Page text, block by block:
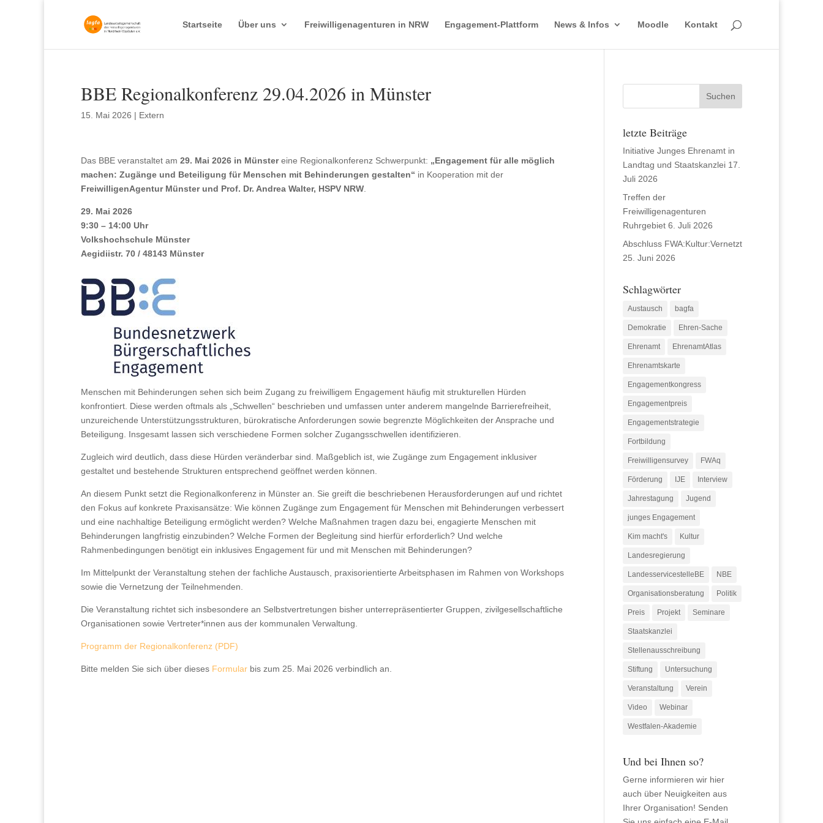
Startseite Über uns Freiwilligenagenturen in NRW Engagement-Plattform News & Infos Moodle Kontakt
BBE Regionalkonferenz 29.04.2026 in Münster
15. Mai 2026 | Extern
Das BBE veranstaltet am 29. Mai 2026 in Münstereine Regionalkonferenz Schwerpunkt: „Engagement für alle möglich
machen: Zugänge und Beteiligung für Menschen mit Behinderungen gestalten“ in Kooperation mit der
FreiwilligenAgentur Münster und Prof. Dr. Andrea Walter, HSPV NRW
29. Mai 2026
9:30 – 14:00 Uhr
Volkshochschule Münster
Aegidiistr. 70 / 48143 Münster
Menschen mit Behinderungen sehen sich beim Zugang zu freiwilligem Engagement häufig mit strukturellen Hürden
konfrontiert. Diese werden oftmals als „Schwellen“ beschrieben und umfassen unter anderem mangelnde Barrierefreiheit,
unzureichende Unterstützungsstrukturen, bürokratische Anforderungen sowie begrenzte Möglichkeiten der Ansprache und
Beteiligung. Insgesamt lassen sich verschiedene Formen solcher Zugangsschwellen identifizieren.
Zugleich wird deutlich, dass diese Hürden veränderbar sind. Maßgeblich ist, wie Zugänge zum Engagement inklusiver
gestaltet und bestehende Strukturen entsprechend geöffnet werden können.
An diesem Punkt setzt die Regionalkonferenz in Münster an. Sie greift die beschriebenen Herausforderungen auf und richtet
den Fokus auf konkrete Praxisansätze: Wie können Zugänge zum Engagement für Menschen mit Behinderungen verbessert
und eine nachhaltige Beteiligung ermöglicht werden? Welche Maßnahmen tragen dazu bei, engagierte Menschen mit
Behinderungen langfristig einzubinden? Welche Formen der Begleitung sind hierfür erforderlich? Und welche
Rahmenbedingungen benötigt ein inklusives Engagement für und mit Menschen mit Behinderungen?
Im Mittelpunkt der Veranstaltung stehen der fachliche Austausch, praxisorientierte Arbeitsphasen im Rahmen von Workshops
sowie die Vernetzung der Teilnehmenden.
Die Veranstaltung richtet sich insbesondere an Selbstvertretungen bisher unterrepräsentierter Gruppen, zivilgesellschaftliche
Organisationen sowie Vertreter*innen aus der kommunalen Verwaltung.
Programm der Regionalkonferenz (PDF)
Bitte melden Sie sich über dieses Formular bis zum 25. Mai 2026 verbindlich an.
letzte Beiträge
Initiative Junges Ehrenamt in
Landtag und Staatskanzlei 17.
Juli 2026
Treffen der
Freiwilligenagenturen
Ruhrgebiet 6. Juli 2026
Abschluss FWA:Kultur:Vernetzt
25. Juni 2026
Schlagwörter
Austausch bagfa
Demokratie Ehren-Sache
Ehrenamt EhrenamtAtlas
Ehrenamtskarte
Engagementkongress
Engagementpreis
Engagementstrategie
Fortbildung
Freiwilligensurvey FWAq
Förderung IJE Interview
Jahrestagung Jugend
junges Engagement
Kim macht's Kultur
Landesregierung
LandesservicestelleBE NBE
Organisationsberatung Politik
Preis Projekt Seminare
Staatskanzlei
Stellenausschreibung
Stiftung Untersuchung
Veranstaltung Verein
Video Webinar
Westfalen-Akademie
Und bei Ihnen so?
Gerne informieren wir hier
auch über Neuigkeiten aus
Ihrer Organisation! Senden